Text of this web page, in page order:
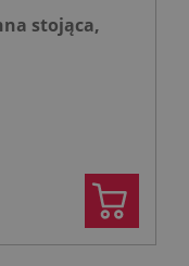
stojąca,